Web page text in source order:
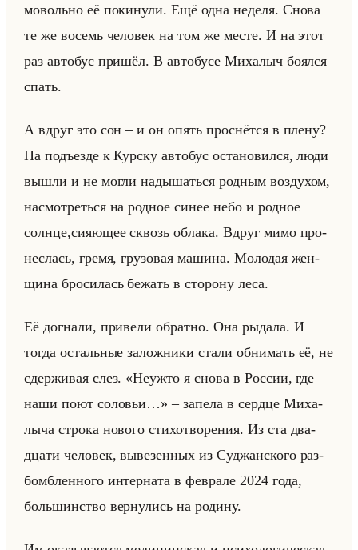
мо­вольно её по­ки­ну­ли. Ещё одна неде­ля. Снова
те же во­семь че­ло­век на том же месте. И на этот
раз ав­то­бус при­шёл. В ав­то­бу­се Ми­ха­лыч бо­ял­ся
спать.
А вдруг это сон – и он опять проснёт­ся в плену?
На подъез­де к Кур­ску ав­то­бус оста­но­вил­ся, люди
вышли и не могли на­ды­шаться род­ным воз­ду­хом,
на­смот­реться на род­ное синее небо и род­ное
солн­це,си­яю­щее сквозь об­ла­ка. Вдруг мимо про­
нес­лась, гремя, гру­зо­вая ма­ши­на. Мо­ло­дая жен­
щи­на бро­си­лась бе­жать в сто­ро­ну леса.
Её до­гна­ли, при­ве­ли об­рат­но. Она ры­да­ла. И
тогда остальные за­лож­ни­ки стали об­ни­мать её, не
сдер­жи­вая слез. «Неужто я снова в России, где
наши поют соловьи…» – за­пе­ла в серд­це Ми­ха­
лы­ча стро­ка но­во­го сти­хо­тво­ре­ния. Из ста два­
дца­ти че­ло­век, вы­ве­зен­ных из Суд­жан­ско­го раз­
бомб­лен­но­го ин­тер­на­та в фев­ра­ле 2024 года,
большин­ство вер­ну­лись на ро­ди­ну.